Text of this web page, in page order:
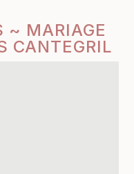
~ MARIAGE
CANTEGRIL